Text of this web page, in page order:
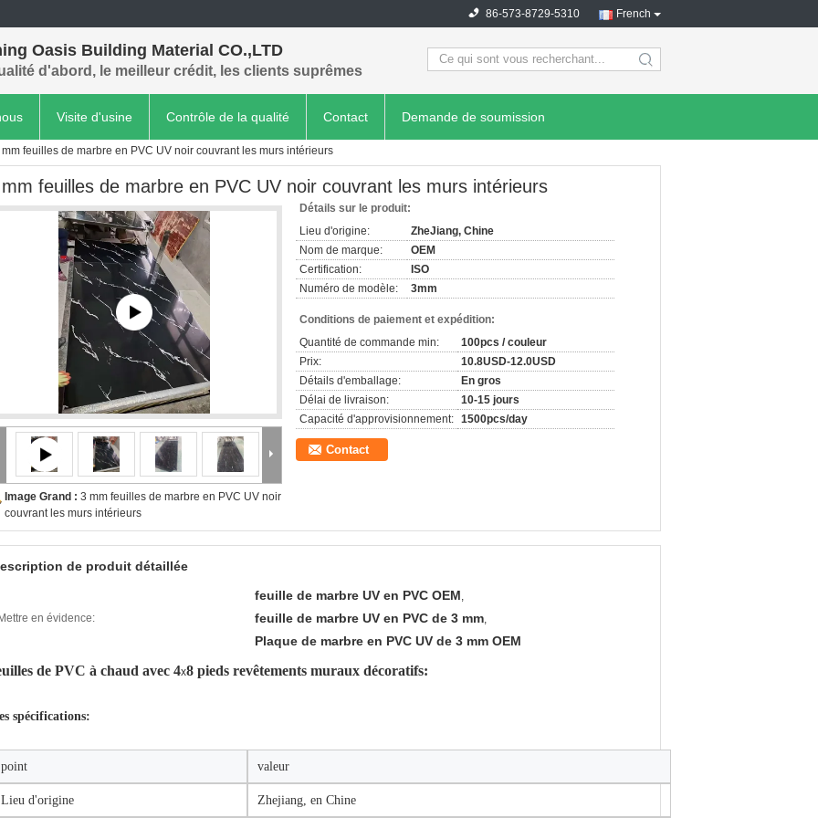
French
86-573-8729-5310
Oasis Building Material CO.,LTD
d'abord, le meilleur crédit, les clients suprêmes search
Visite d'usine Contrôle de la qualité Contact Demande de soumission
mm feuilles de marbre en PVC UV noir couvrant les murs intérieurs
feuilles de marbre en PVC UV noir couvrant les murs intérieurs
Image Grand : 3 mm feuilles de marbre en PVC UV noir
couvrant les murs intérieurs
Détails sur le produit:
Lieu d'origine:
ZheJiang, Chine
Nom de marque:
OEM
Certification:
ISO
Numéro de modèle:
3mm
Conditions de paiement et expédition:
Quantité de commande min:
100pcs / couleur
Prix:
10.8USD-12.0USD
Détails d'emballage:
En gros
Délai de livraison:
10-15 jours
Capacité d'approvisionnement: 1500pcs/day
Contact
de produit détaillée
en évidence:
feuille de marbre UV en PVC OEM,
feuille de marbre UV en PVC de 3 mm,
Plaque de marbre en PVC UV de 3 mm OEM
de PVC à chaud avec 4х8 pieds revêtements muraux décoratifs:
spécifications:
point valeur
Lieu d'origine Zhejiang, en Chine